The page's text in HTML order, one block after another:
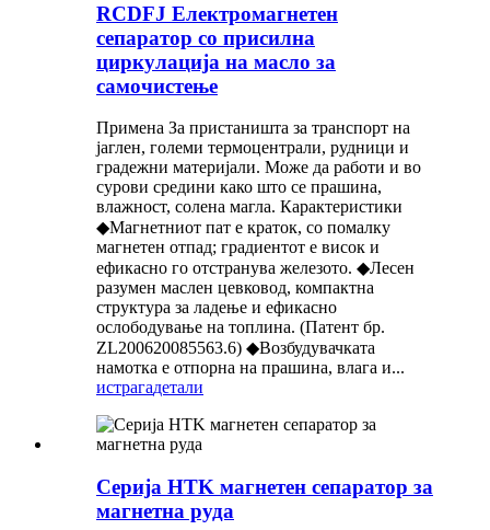
RCDFJ Електромагнетен
сепаратор со присилна
циркулација на масло за
самочистење
Примена За пристаништа за транспорт на
јаглен, големи термоцентрали, рудници и
градежни материјали. Може да работи и во
сурови средини како што се прашина,
влажност, солена магла. Карактеристики
◆Магнетниот пат е краток, со помалку
магнетен отпад; градиентот е висок и
ефикасно го отстранува железото. ◆Лесен
разумен маслен цевковод, компактна
структура за ладење и ефикасно
ослободување на топлина. (Патент бр.
ZL200620085563.6) ◆Возбудувачката
намотка е отпорна на прашина, влага и...
истрагадетали
Серија HTK магнетен сепаратор за
магнетна руда